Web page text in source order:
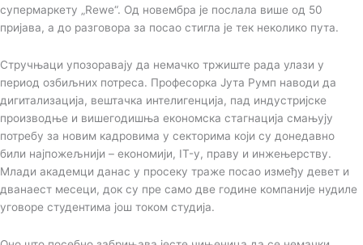
супермаркету „Rewe“. Од новембра је послала више од 50
пријава, а до разговора за посао стигла је тек неколико пута.
Стручњаци упозоравају да немачко тржиште рада улази у
период озбиљних потреса. Професорка Јута Румп наводи да
дигитализација, вештачка интелигенција, пад индустријске
производње и вишегодишња економска стагнација смањују
потребу за новим кадровима у секторима који су донедавно
били најпожељнији – економији, IT-у, праву и инжењерству.
Млади академци данас у просеку траже посао између девет и
дванаест месеци, док су пре само две године компаније нудиле
уговоре студентима још током студија.